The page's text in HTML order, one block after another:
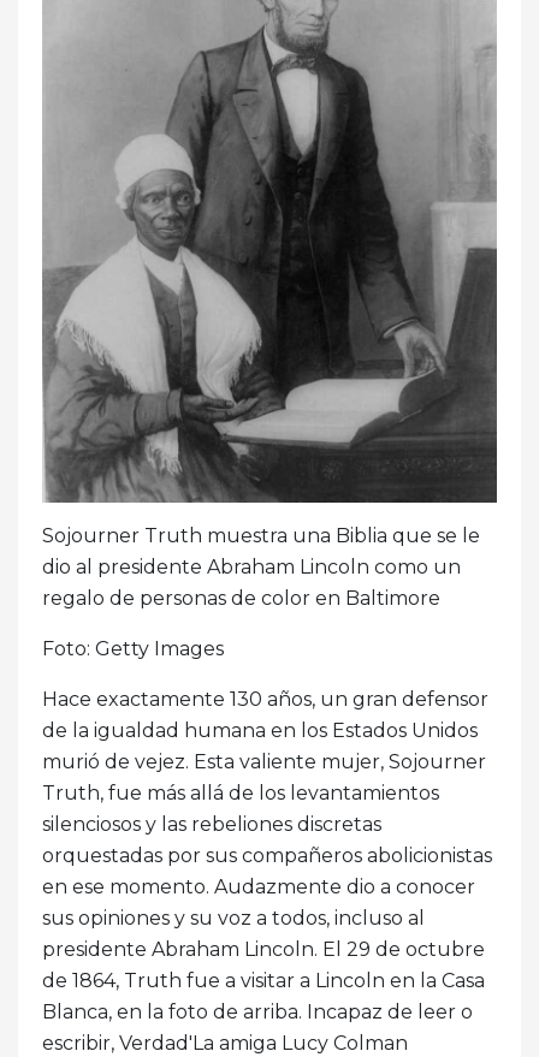
Sojourner Truth muestra una Biblia que se le
dio al presidente Abraham Lincoln como un
regalo de personas de color en Baltimore
Foto: Getty Images
Hace exactamente 130 años, un gran defensor
de la igualdad humana en los Estados Unidos
murió de vejez. Esta valiente mujer, Sojourner
Truth, fue más allá de los levantamientos
silenciosos y las rebeliones discretas
orquestadas por sus compañeros abolicionistas
en ese momento. Audazmente dio a conocer
sus opiniones y su voz a todos, incluso al
presidente Abraham Lincoln. El 29 de octubre
de 1864, Truth fue a visitar a Lincoln en la Casa
Blanca, en la foto de arriba. Incapaz de leer o
escribir, Verdad'La amiga Lucy Colman